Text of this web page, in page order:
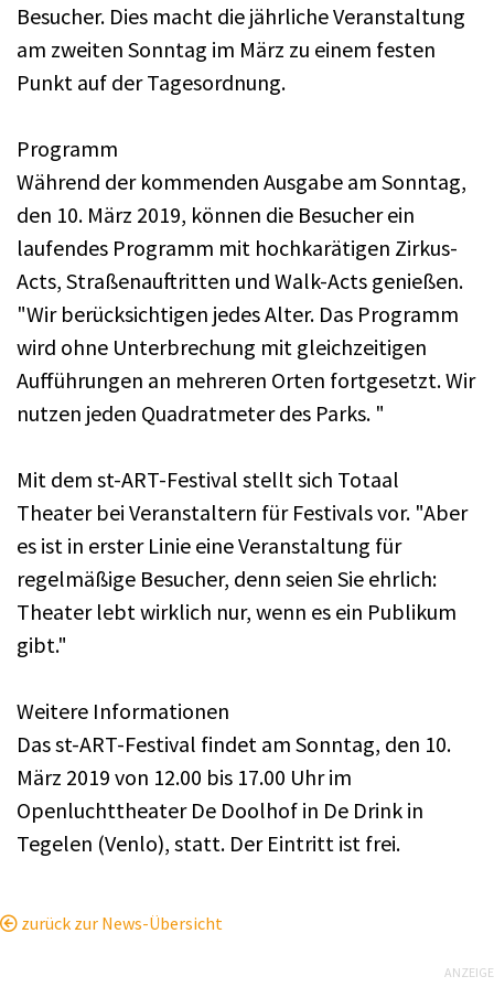
Besucher. Dies macht die jährliche Veranstaltung
am zweiten Sonntag im März zu einem festen
Punkt auf der Tagesordnung.
Programm
Während der kommenden Ausgabe am Sonntag,
den 10. März 2019, können die Besucher ein
laufendes Programm mit hochkarätigen Zirkus-
Acts, Straßenauftritten und Walk-Acts genießen.
"Wir berücksichtigen jedes Alter. Das Programm
wird ohne Unterbrechung mit gleichzeitigen
Aufführungen an mehreren Orten fortgesetzt. Wir
nutzen jeden Quadratmeter des Parks. "
Mit dem st-ART-Festival stellt sich Totaal
Theater bei Veranstaltern für Festivals vor. "Aber
es ist in erster Linie eine Veranstaltung für
regelmäßige Besucher, denn seien Sie ehrlich:
Theater lebt wirklich nur, wenn es ein Publikum
gibt."
Weitere Informationen
Das st-ART-Festival findet am Sonntag, den 10.
März 2019 von 12.00 bis 17.00 Uhr im
Openluchttheater De Doolhof in De Drink in
Tegelen (Venlo), statt. Der Eintritt ist frei.
zurück zur News-Übersicht
ANZEIGE